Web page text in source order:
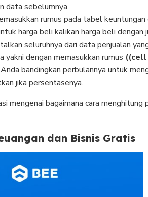
data sebelumnya.
rumus pada tabel keuntungan
harga beli kalikan harga beli
seluruhnya dari data penjualan
yakni dengan memasukkan rumus ((cell
bandingkan perbulannya untuk
jika persentasenya.
mengenai bagaimana cara
dan Bisnis Gratis